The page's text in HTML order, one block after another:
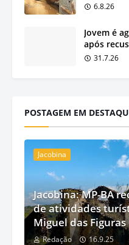
6.8.26
Jovem é
após
31.7.26
POSTAGEM EM
Jacobina
Jacobina: MP-BA
de atividades
Miguel das Figuras
Redação 16.9.25